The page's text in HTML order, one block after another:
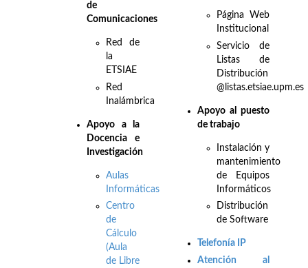
de
Comunicaciones
Red de
la
ETSIAE
Red
Inalámbrica
Apoyo a la
Docencia e
Investigación
Aulas
Informáticas
Centro
de
Cálculo
(Aula
de Libre
Página Web
Institucional
Servicio de
Listas de
Distribución
@listas.etsiae.upm.es
Apoyo al puesto
de trabajo
Instalación y
mantenimiento
de Equipos
Informáticos
Distribución
de Software
Telefonía IP
Atención al